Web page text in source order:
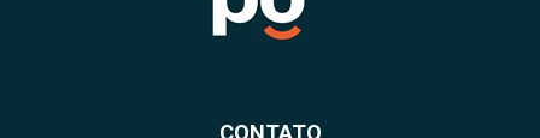
CONTATO